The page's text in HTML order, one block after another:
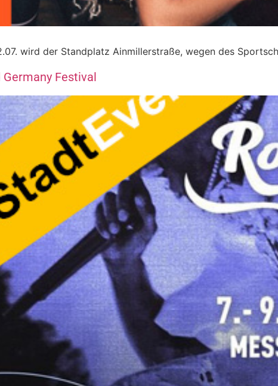
wird der Standplatz Ainmillerstraße, wegen des
Festival